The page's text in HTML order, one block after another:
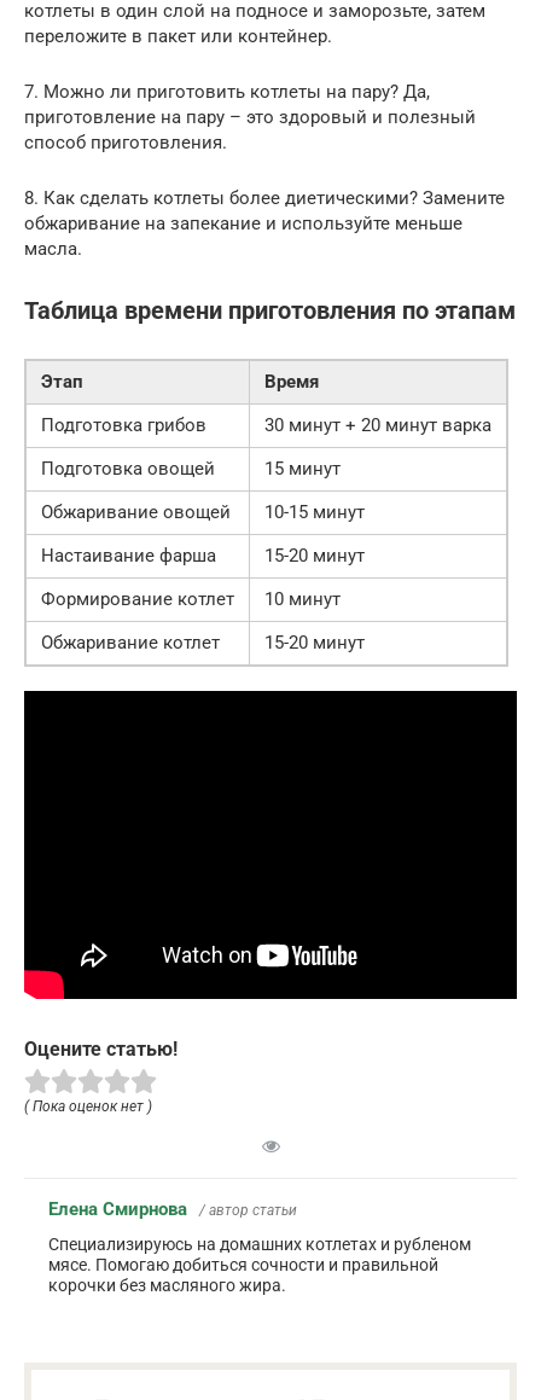
котлеты в один слой на подносе и заморозьте, затем
переложите в пакет или контейнер.
7. Можно ли приготовить котлеты на пару? Да,
приготовление на пару – это здоровый и полезный
способ приготовления.
8. Как сделать котлеты более диетическими? Замените
обжаривание на запекание и используйте меньше
масла.
Таблица времени приготовления по этапам
Этап
Время
Подготовка грибов
30 минут + 20 минут варка
Подготовка овощей
15 минут
Обжаривание овощей
10-15 минут
Настаивание фарша
15-20 минут
Формирование котлет
10 минут
Обжаривание котлет
15-20 минут
Оцените статью!
( Пока оценок нет )
Елена Смирнова / автор статьи
Специализируюсь на домашних котлетах и рубленом
мясе. Помогаю добиться сочности и правильной
корочки без масляного жира.